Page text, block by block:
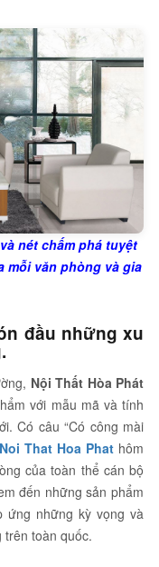
nét chấm phá tuyệt
mỗi văn phòng và gia
đầu những xu
Nội Thất Hòa Phát
với mẫu mã và tính
Có câu “Có công mài
Noi That Hoa Phat hôm
của toàn thể cán bộ
đến những sản phẩm
ứng những kỳ vọng và
trên toàn quốc.